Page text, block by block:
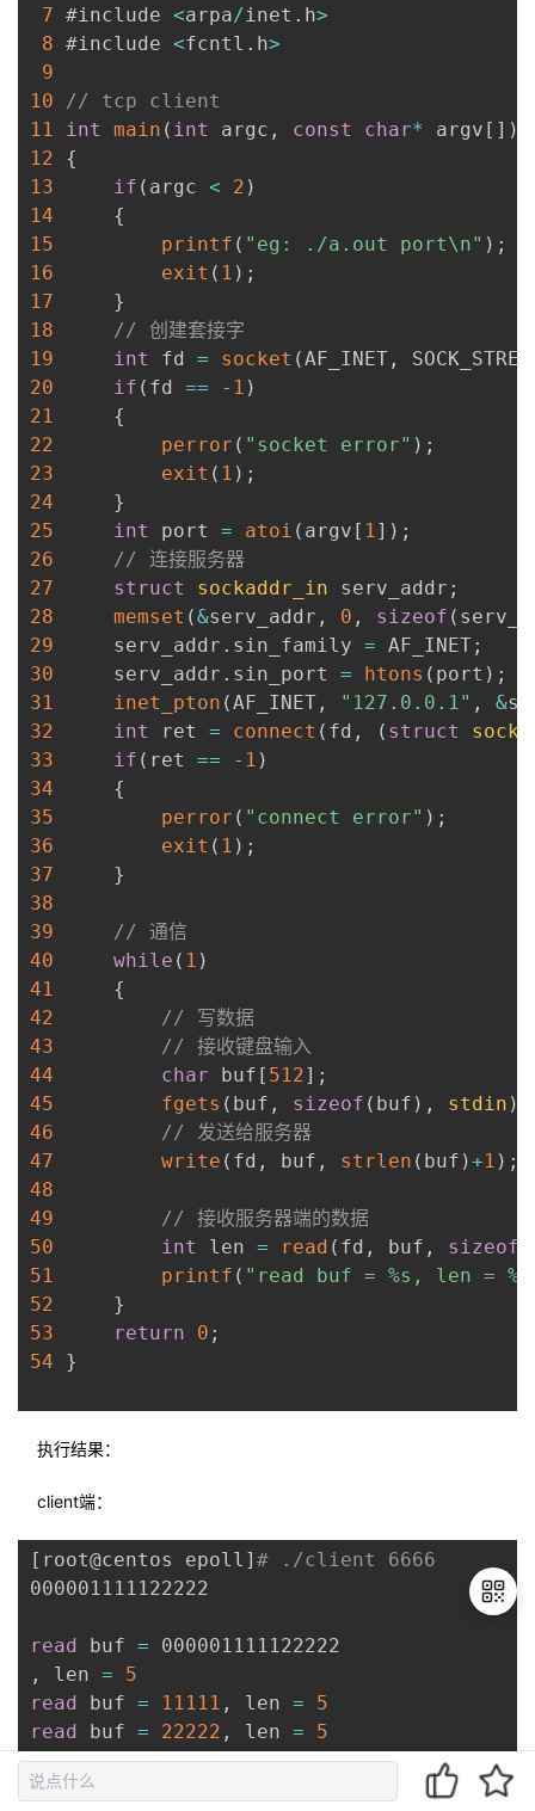
7 #include <arpa/inet . h>
8 #include <fcntl . h>
9
10
// tcp client
11
int main ( int argc , const char* argv [ ] )
12
{
13
if ( argc < 2 )
14
{
15
printf ( "eg: ./a.out port\n" ) ;
16
exit ( 1 ) ;
17
}
18
// 创建套接字
19
int fd = socket (AF_INET ,
20
if ( fd == - 1 )
21
{
22
perror ( "socket error" ) ;
23
exit ( 1 ) ;
24
}
25
int port = atoi ( argv [ 1] ) ;
26
// 连接服务器
27
struct sockaddr_in serv_addr ;
28
memset (&serv_addr , 0 , sizeof (
29
     serv_addr
. sin_family = AF_INET;
30
     serv_addr
. sin_port = htons ( port ) ;
31
inet_pton (AF_INET , "127.0.0.1" , &
32
int ret = connect ( fd , ( struct
33
if ( ret == - 1 )
34
{
35
perror ( "connect error" ) ;
36
exit ( 1 ) ;
37
}
38
39
// 通信
40
while ( 1 )
41
{
42
// 写数据
43
// 接收键盘输入
44
char buf [ 512] ;
45
fgets ( buf , sizeof ( buf ) , stdin )
46
// 发送给服务器
47
write ( fd , buf , strlen ( buf )+1 ) ;
48
49
// 接收服务器端的数据
50
int len = read ( fd , buf , sizeof
51
printf ( "read buf = %s, len =
52
}
53
return 0 ;
54
}
执行结果：
client端：
[ root@centos epoll ] # ./client 6666
000001111122222
read buf = 000001111122222
, len =
5
read
buf = 11111 , len =
5
read
buf = 22222 , len = 5
server端：